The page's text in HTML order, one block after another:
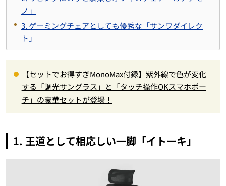
ノ」
3. ゲーミングチェアとしても優秀な「サンワダイレク
ト」
【セットでお得すぎMonoMax付録】紫外線で色が変化
する「調光サングラス」と「タッチ操作OKスマホポー
チ」の豪華セットが登場！
1. 王道として相応しい一脚「イトーキ」